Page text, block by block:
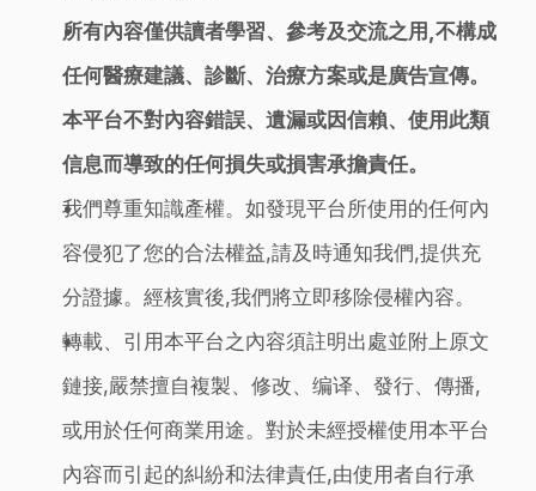
所有內容僅供讀者學習、參考及交流之用,不構成
任何醫療建議、診斷、治療方案或是廣告宣傳。
本平台不對內容錯誤、遺漏或因信賴、使用此類
信息而導致的任何損失或損害承擔責任。
我們尊重知識產權。如發現平台所使用的任何內
容侵犯了您的合法權益,請及時通知我們,提供充
分證據。經核實後,我們將立即移除侵權內容。
轉載、引用本平台之內容須註明出處並附上原文
鏈接,嚴禁擅自複製、修改、编译、發行、傳播,
或用於任何商業用途。對於未經授權使用本平台
內容而引起的糾紛和法律責任,由使用者自行承